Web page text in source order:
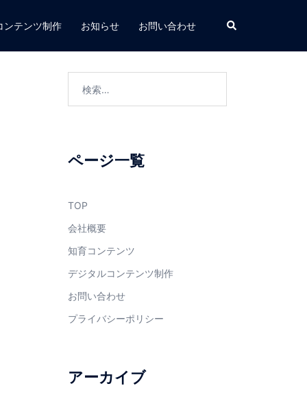
ンテンツ制作 お知らせ お問い合わせ
検
索
ページ一覧
TOP
会社概要
知育コンテンツ
デジタルコンテンツ制作
お問い合わせ
プライバシーポリシー
アーカイブ